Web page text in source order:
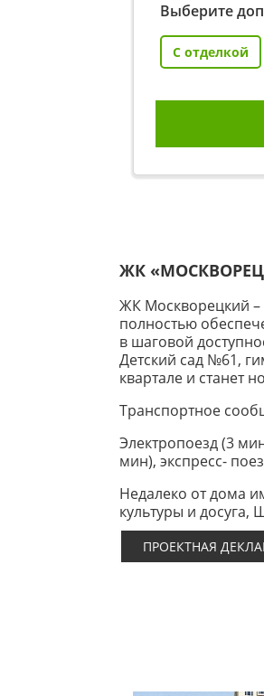
Выберите
С отделкой
ЖК
ЖК Москворецкий –
полностью
в шаговой
Детский сад №61,
квартале и станет
Транспортное
Электропоезд (3
мин), экспресс-
Недалеко от дома
культуры и досуга,
ПРОЕКТНАЯ